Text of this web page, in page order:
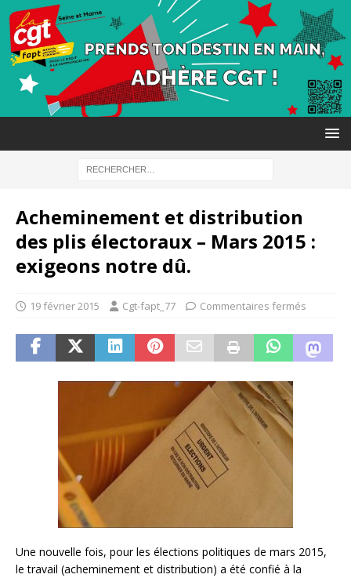
Acheminement et distribution
des plis électoraux – Mars 2015 :
exigeons notre dû.
19 février 2015 Cgt-fapt_77 Commentaires fermés
Une nouvelle fois, pour les élections politiques de mars 2015,
le travail (acheminement et distribution) a été confié à la